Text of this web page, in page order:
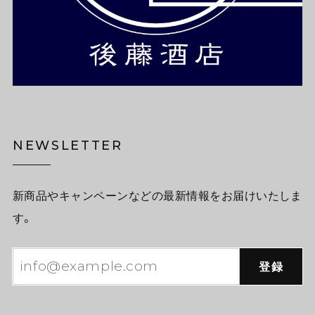
NEWSLETTER
新商品やキャンペーンなどの最新情報をお届けいたしま
す。
登録